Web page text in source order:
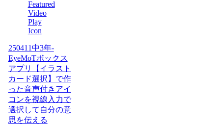
250411中3年-
EyeMoTボックス
アプリ【イラスト
カード選択】で作
った音声付きアイ
コンを視線入力で
選択して自分の意
思を伝える